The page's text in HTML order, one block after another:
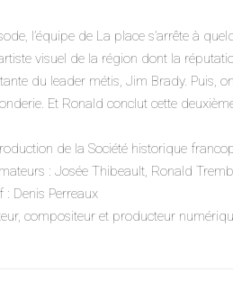
l’équipe de La place s’arrête à
visuel de la région dont la
du leader métis, Jim Brady. Puis,
Et Ronald conclut cette
de la Société historique
: Josée Thibeault, Ronald
: Denis Perreaux
compositeur et producteur